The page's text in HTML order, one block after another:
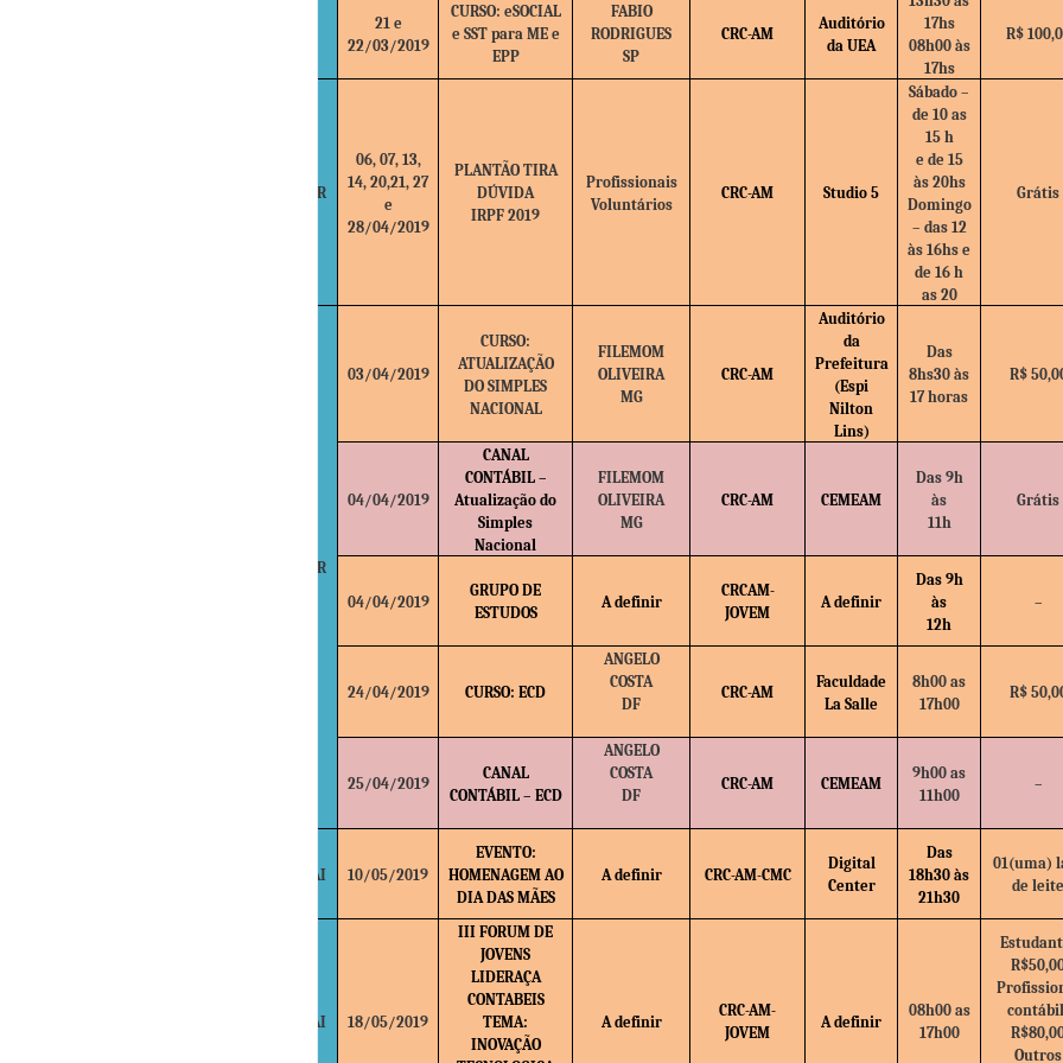
21 e
22/03/2019
CURSO: eSOCIAL
e SST para ME e
EPP
FABIO
RODRIGUES
SP
CRC-AM
Auditório
da UEA
17hs
08h00 às
17hs
R$
ABR
06, 07, 13,
14, 20,21, 27
e
28/04/2019
PLANTÃO TIRA
DÚVIDA
IRPF 2019
Profissionais
Voluntários
CRC-AM Studio 5
Sábado –
de 10 as
15 h
e de 15
às 20hs
Domingo
– das 12
às 16hs e
de 16 h
as 20
Grátis
ABR
03/04/2019
CURSO:
ATUALIZAÇÃO
DO SIMPLES
NACIONAL
FILEMOM
OLIVEIRA
MG
CRC-AM
Auditório
da
Prefeitura
(Espi
Nilton
Lins)
Das
8hs30 às
17 horas
R$
04/04/2019
CANAL
CONTÁBIL –
Atualização do
Simples
Nacional
FILEMOM
OLIVEIRA
MG
CRC-AM CEMEAM
Das 9h
às
11h
Grátis
04/04/2019
GRUPO DE
ESTUDOS
A definir
CRCAM-
JOVEM
A definir
Das 9h
às
12h
–
24/04/2019 CURSO: ECD
ANGELO
COSTA
DF
CRC-AM
Faculdade
La Salle
8h00 as
17h00
R$
25/04/2019
CANAL
CONTÁBIL – ECD
ANGELO
COSTA
DF
CRC-AM CEMEAM
9h00 as
11h00
–
MAI 10/05/2019
EVENTO:
HOMENAGEM AO
DIA DAS MÃES
A definir CRC-AM-CMC
Digital
Center
Das
18h30 às
21h30
01(uma)
de leite
MAI 18/05/2019
III FORUM DE
JOVENS
LIDERAÇA
CONTABEIS
TEMA:
INOVAÇÃO
A definir
CRC-AM-
JOVEM
A definir
08h00 as
17h00
Outros